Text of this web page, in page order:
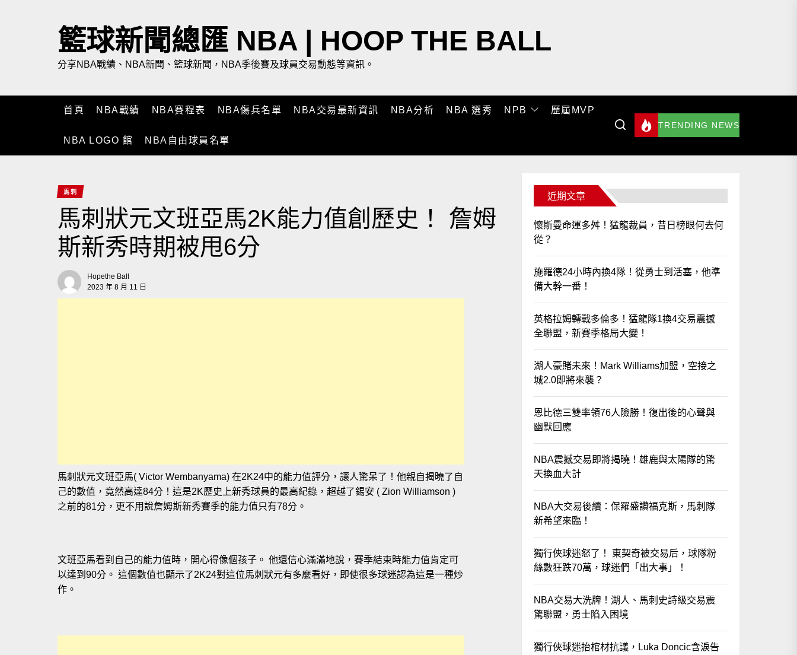
籃球新聞總匯 NBA | HOOP THE BALL
分享NBA戰績、NBA新聞、籃球新聞，NBA季後賽及球員交易動態等資訊。
首頁 NBA戰績 NBA賽程表 NBA傷兵名單 NBA交易最新資訊 NBA分析 NBA 選秀 NPB 歷屆MVP
NBA LOGO 館 NBA自由球員名單
TRENDING NEWS
馬刺
馬刺狀元文班亞馬2K能力值創歷史！ 詹姆
斯新秀時期被甩6分
Hopethe Ball
2023 年 8 月 11 日
馬刺狀元文班亞馬( Victor Wembanyama) 在2K24中的能力值評分，讓人驚呆了！他親自揭曉了自
己的數值，竟然高達84分！這是2K歷史上新秀球員的最高紀錄，超越了錫安 ( Zion Williamson )
之前的81分，更不用說詹姆斯新秀賽季的能力值只有78分。
文班亞馬看到自己的能力值時，開心得像個孩子。 他還信心滿滿地說，賽季結束時能力值肯定可
以達到90分。 這個數值也顯示了2K24對這位馬刺狀元有多麼看好，即使很多球迷認為這是一種炒
作。
近期文章
懷斯曼命運多舛！猛龍裁員，昔日榜眼何去何
從？
施羅德24小時內換4隊！從勇士到活塞，他準
備大幹一番！
英格拉姆轉戰多倫多！猛龍隊1換4交易震撼
全聯盟，新賽季格局大變！
湖人豪賭未來！Mark Williams加盟，空接之
城2.0即將來襲？
恩比德三雙率領76人險勝！復出後的心聲與
幽默回應
NBA震撼交易即將揭曉！雄鹿與太陽隊的驚
天換血大計
NBA大交易後續：保羅盛讚福克斯，馬刺隊
新希望來臨！
獨行俠球迷怒了！ 東契奇被交易后，球隊粉
絲數狂跌70萬，球迷們「出大事」！
NBA交易大洗牌！湖人、馬刺史詩級交易震
驚聯盟，勇士陷入困境
獨行俠球迷抬棺材抗議，Luka Doncic含淚告